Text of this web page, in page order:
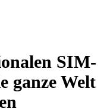
SIM-
ganze Welt